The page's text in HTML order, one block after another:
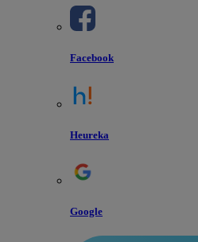
Facebook
Heureka
Google